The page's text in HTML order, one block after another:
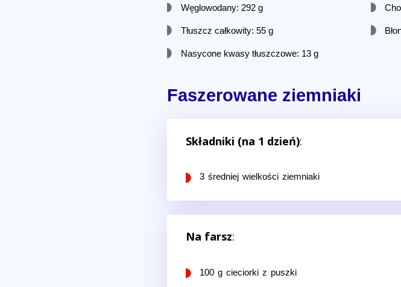
Węglowodany: 292 g
Tłuszcz całkowity: 55 g
Nasycone kwasy tłuszczowe: 13 g
Faszerowane ziemniaki
Składniki (na 1 dzień):
3 średniej wielkości ziemniaki
Na farsz:
100 g cieciorki z puszki